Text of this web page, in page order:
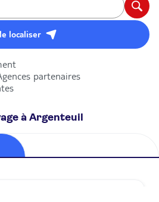
localiser
partenaires
à Argenteuil